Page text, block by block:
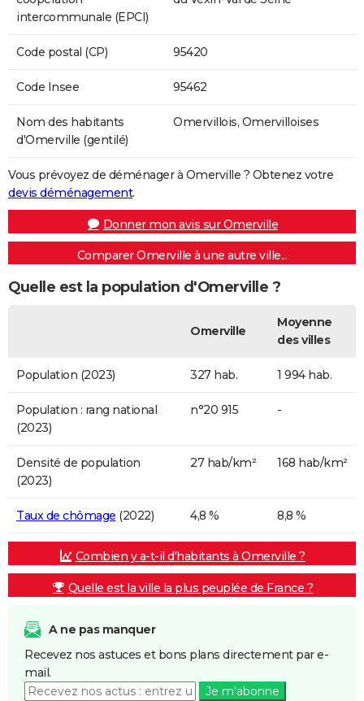
intercommunale (EPCI)
Code postal (CP) 95420
Code Insee 95462
Nom des habitants
d'Omerville (gentilé)
Omervillois, Omervilloises
Vous prévoyez de déménager à Omerville ? Obtenez votre
devis déménagement.
Donner mon avis sur Omerville
Comparer Omerville à une autre ville...
Quelle est la population d'Omerville ?
Omerville
Moyenne
des villes
Population (2023) 327 hab. 1 994 hab.
Population : rang national
(2023)
n°20 915 -
Densité de population
(2023)
27 hab/km² 168 hab/km²
Taux de chômage (2022) 4,8 % 8,8 %
Combien y a-t-il d'habitants à Omerville ?
Quelle est la ville la plus peuplée de France ?
A ne pas manquer
Recevez nos astuces et bons plans directement par e-
mail.
Je m'abonne